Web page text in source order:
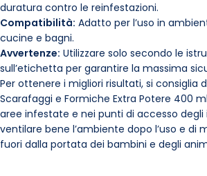
duratura contro le reinfestazioni.
Compatibilità: Adatto per l’uso in
cucine e bagni.
Avvertenze: Utilizzare solo secondo le
sull’etichetta per garantire la massima
Per ottenere i migliori risultati, si consiglia
Scarafaggi e Formiche Extra Potere 400
aree infestate e nei punti di accesso degli
ventilare bene l’ambiente dopo l’uso e di
fuori dalla portata dei bambini e degli